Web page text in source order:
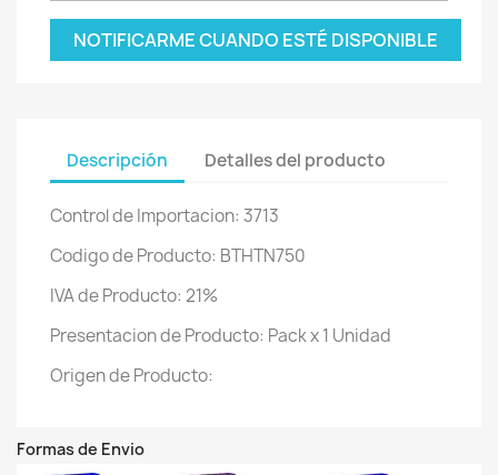
NOTIFICARME CUANDO ESTÉ DISPONIBLE
Descripción Detalles del producto
Control de Importacion: 3713
Codigo de Producto: BTHTN750
IVA de Producto: 21%
Presentacion de Producto: Pack x 1 Unidad
Origen de Producto:
Formas de Envio